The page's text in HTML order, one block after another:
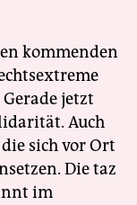
kommenden
jetzt
Auch
sich vor Ort
Die taz
im